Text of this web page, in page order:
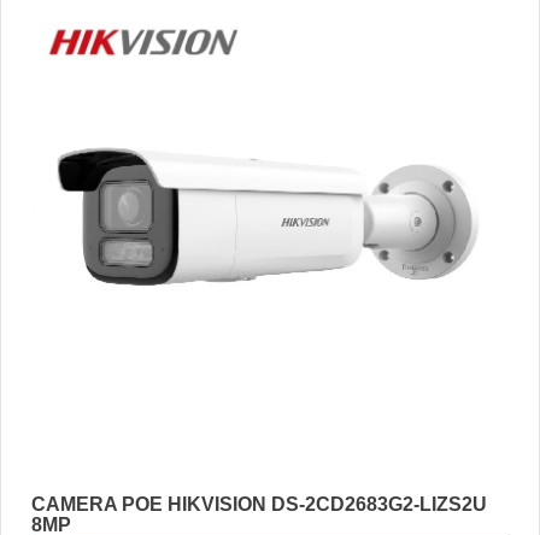
CAMERA POE HIKVISION DS-2CD2683G2-LIZS2U
8MP